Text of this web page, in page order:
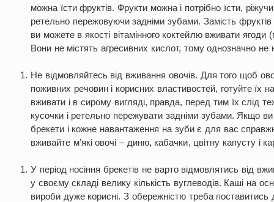
можна їсти фруктів. Фрукти можна і потрібно їсти,
ретельно пережовуючи задніми зубами. Замість фруктів
ви можете в якості вітамінного коктейлю вживати
Вони не містять агресивних кислот, тому однозначно не
Не відмовляйтесь від вживання овочів. Для того щоб
поживних речовин і корисних властивостей, готуйте їх
вживати і в сирому вигляді, правда, перед тим їх слід
кусочки і ретельно пережувати задніми зубами. Якщо
брекети і кожне навантаження на зуби є для вас
вживайте м’які овочі – диню, кабачки, цвітну капусту і
У період носіння брекетів не варто відмовлятись від
у своєму складі велику кількість вуглеводів. Каші на
вироби дуже корисні. З обережністю треба